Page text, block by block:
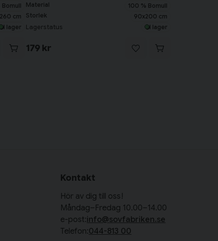
Bomull
cm
I lager
Material
100 % Bomull
Storlek
90x200 cm
Lagerstatus I lager
179 kr
Kontakt
Hör av dig till oss!
Måndag–Fredag 10.00–14.00
e-post:info@sovfabriken.se
Telefon:044-813 00